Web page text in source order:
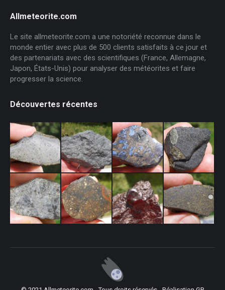
Allmeteorite.com
Le site allmeteorite.com a une notoriété reconnue dans le
monde entier avec plus de 500 clients satisfaits à ce jour et
des partenariats avec des scientifiques (France, Allemagne,
Japon, États-Unis) pour analyser des météorites et faire
progresser la science.
Découvertes récentes